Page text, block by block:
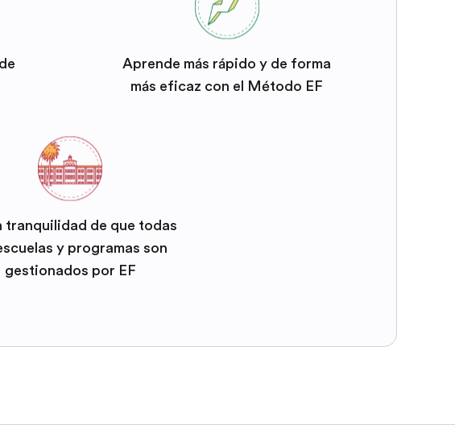
Aprende más rápido y de forma
más eficaz con el Método EF
tranquilidad de que todas
y programas son
gestionados por EF